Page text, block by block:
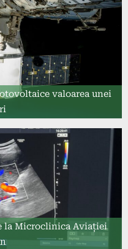
valoarea unei
la Microclinica Aviației